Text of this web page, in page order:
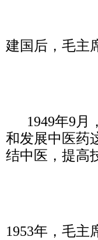
建国后，毛主
1949年9月
和发展中医药
结中医，提高
1953年，毛主